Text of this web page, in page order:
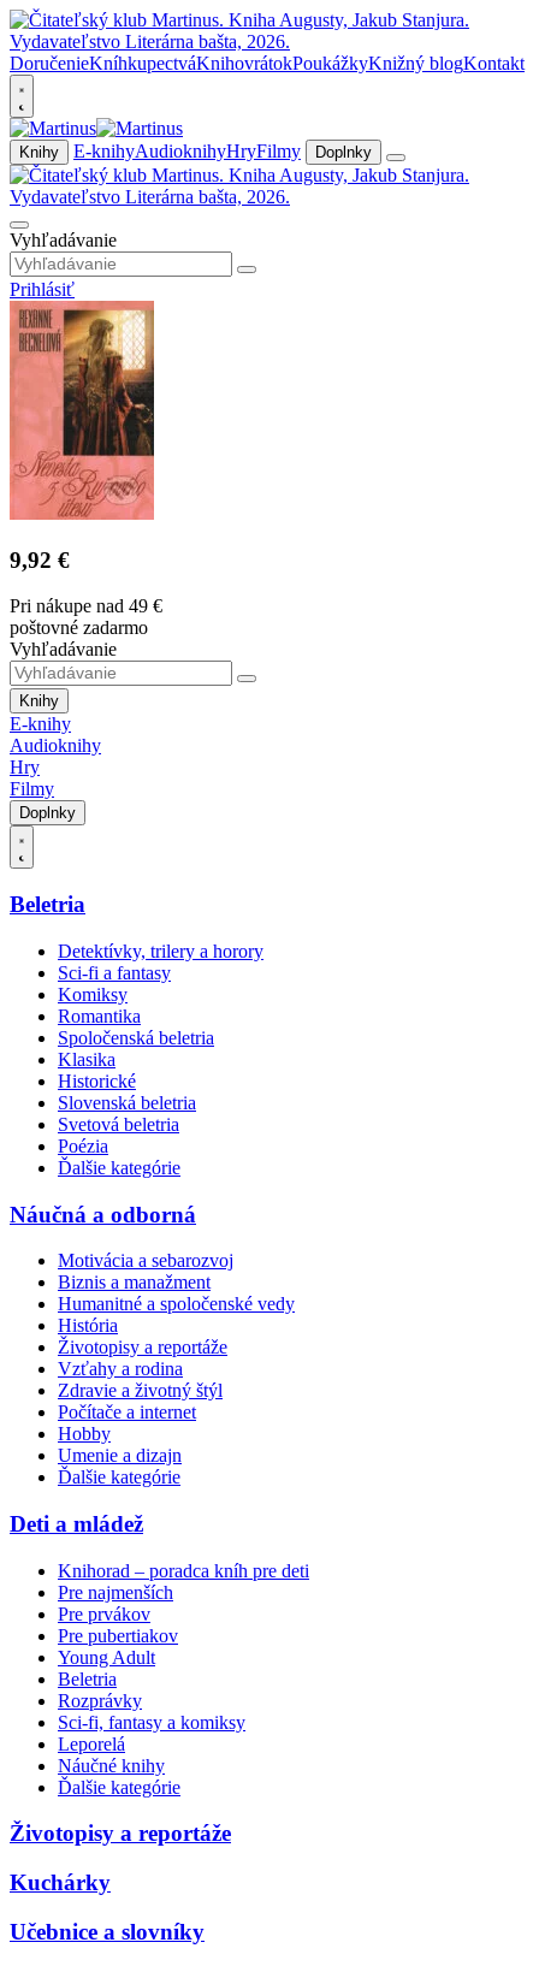
DoručenieKníhkupectváKnihovrátokPoukážkyKnižný blogKontakt
Knihy E-knihyAudioknihyHryFilmy Doplnky
Vyhľadávanie
Prihlásiť
9,92 €
Pri nákupe nad 49 €
poštovné zadarmo
Vyhľadávanie
Knihy
E-knihy
Audioknihy
Hry
Filmy
Doplnky
Beletria
Detektívky, trilery a horory
Sci-fi a fantasy
Komiksy
Romantika
Spoločenská beletria
Klasika
Historické
Slovenská beletria
Svetová beletria
Poézia
Ďalšie kategórie
Náučná a odborná
Motivácia a sebarozvoj
Biznis a manažment
Humanitné a spoločenské vedy
História
Životopisy a reportáže
Vzťahy a rodina
Zdravie a životný štýl
Počítače a internet
Hobby
Umenie a dizajn
Ďalšie kategórie
Deti a mládež
Knihorad – poradca kníh pre deti
Pre najmenších
Pre prvákov
Pre pubertiakov
Young Adult
Beletria
Rozprávky
Sci-fi, fantasy a komiksy
Leporelá
Náučné knihy
Ďalšie kategórie
Životopisy a reportáže
Kuchárky
Učebnice a slovníky